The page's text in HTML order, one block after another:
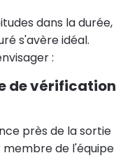
dans la durée,
s'avère idéal.
:
de vérification
près de la sortie
de l'équipe